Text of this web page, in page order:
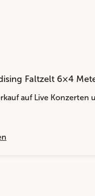
Faltzelt 6×4
auf Live Konzerten